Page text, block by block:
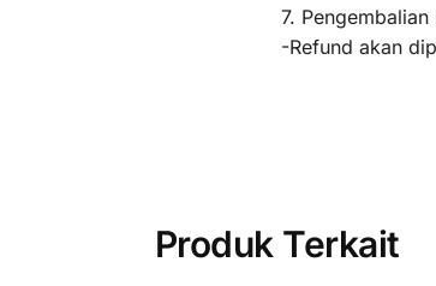
7. Pengembalian
-Refund akan
Produk Terkait